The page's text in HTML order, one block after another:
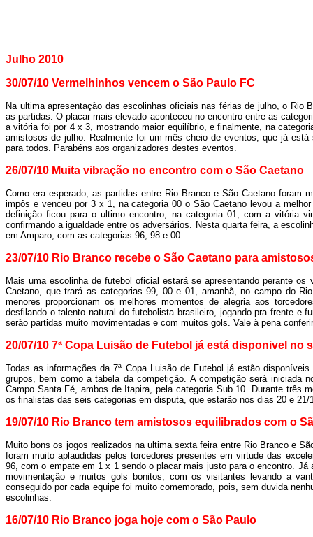
Julho 2010
30/07/10 Vermelhinhos vencem o São Paulo FC
Na ultima apresentação das escolinhas oficiais nas férias de julho, o Rio
as partidas. O placar mais elevado aconteceu no encontro entre as
a vitória foi por 4 x 3, mostrando maior equilíbrio, e finalmente, na
amistosos de julho. Realmente foi um mês cheio de eventos, que já
para todos. Parabéns aos organizadores destes eventos.
26/07/10 Muita vibração no encontro com o São Caetano
Como era esperado, as partidas entre Rio Branco e São Caetano foram
impôs e venceu por 3 x 1, na categoria 00 o São Caetano levou a
definição ficou para o ultimo encontro, na categoria 01, com a vitória
confirmando a igualdade entre os adversários. Nesta quarta feira, a
em Amparo, com as categorias 96, 98 e 00.
23/07/10 Rio Branco recebe o São Caetano para
Mais uma escolinha de futebol oficial estará se apresentando perante
Caetano, que trará as categorias 99, 00 e 01, amanhã, no campo do
menores proporcionam os melhores momentos de alegria aos
desfilando o talento natural do futebolista brasileiro, jogando pra frente e
serão partidas muito movimentadas e com muitos gols. Vale à pena
20/07/10 7ª Copa Luisão de Futebol já está disponivel no
Todas as informações da 7ª Copa Luisão de Futebol já estão
grupos, bem como a tabela da competição. A competição será iniciada
Campo Santa Fé, ambos de Itapira, pela categoria Sub 10. Durante três
os finalistas das seis categorias em disputa, que estarão nos dias 20 e
19/07/10 Rio Branco tem amistosos equilibrados com o
Muito bons os jogos realizados na ultima sexta feira entre Rio Branco e
foram muito aplaudidas pelos torcedores presentes em virtude das
96, com o empate em 1 x 1 sendo o placar mais justo para o encontro.
movimentação e muitos gols bonitos, com os visitantes levando a
conseguido por cada equipe foi muito comemorado, pois, sem duvida
escolinhas.
16/07/10 Rio Branco joga hoje com o São Paulo